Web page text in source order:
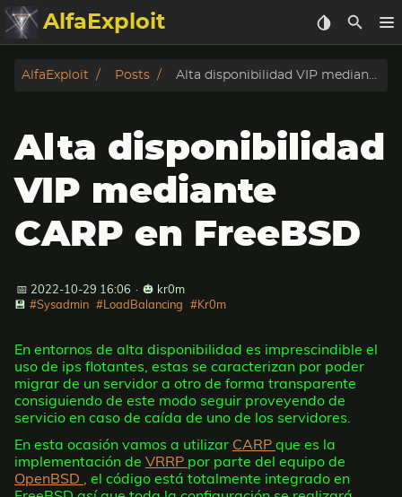
AlfaExploit
Categorias
Info
Bughunter
Badguys
tinysa-tools
AlfaExploit Posts Alta disponibilidad VIP mediante CARP en FreeBSD
Alta disponibilidad
VIP mediante
CARP en FreeBSD
📅 2022-10-29 16:06 · 🎃 kr0m
💾 #Sysadmin #LoadBalancing #Kr0m
En entornos de alta disponibilidad es imprescindible el
uso de ips flotantes, estas se caracterizan por poder
migrar de un servidor a otro de forma transparente
consiguiendo de este modo seguir proveyendo de
servicio en caso de caída de uno de los servidores.
En esta ocasión vamos a utilizar CARP que es la
implementación de VRRP por parte del equipo de
OpenBSD , el código está totalmente integrado en